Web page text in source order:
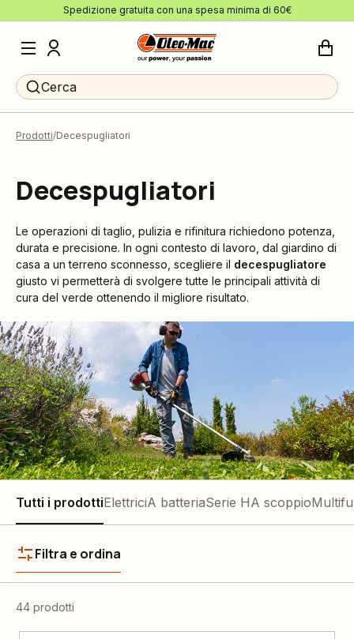
Spedizione gratuita con una spesa minima di 60€
Cerca
Prodotti Decespugliatori
Decespugliatori
Le operazioni di taglio, pulizia e rifinitura richiedono potenza,
durata e precisione. In ogni contesto di lavoro, dal giardino di
casa a un terreno sconnesso, scegliere il decespugliatore
giusto vi permetterà di svolgere tutte le principali attività di
cura del verde ottenendo il migliore risultato.
Tutti i prodottiElettriciA batteriaSerie HA scoppio
Filtra e ordina
44 prodotti